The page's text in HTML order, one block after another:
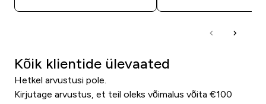
Kõik klientide ülevaated
Hetkel arvustusi pole.
Kirjutage arvustus, et teil oleks võimalus võita €100